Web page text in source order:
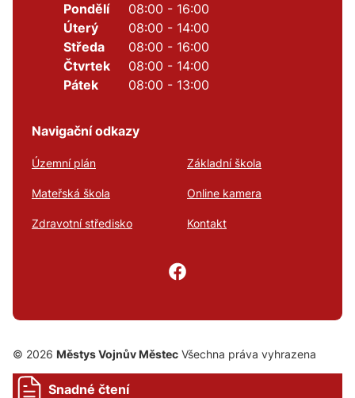
Pondělí
08:00 - 16:00
Úterý
08:00 - 14:00
Středa
08:00 - 16:00
Čtvrtek
08:00 - 14:00
Pátek
08:00 - 13:00
Navigační odkazy
Územní plán Základní škola
Mateřská škola Online kamera
Zdravotní středisko Kontakt
© 2026 Městys Vojnův Městec Všechna práva vyhrazena
Snadné čtení